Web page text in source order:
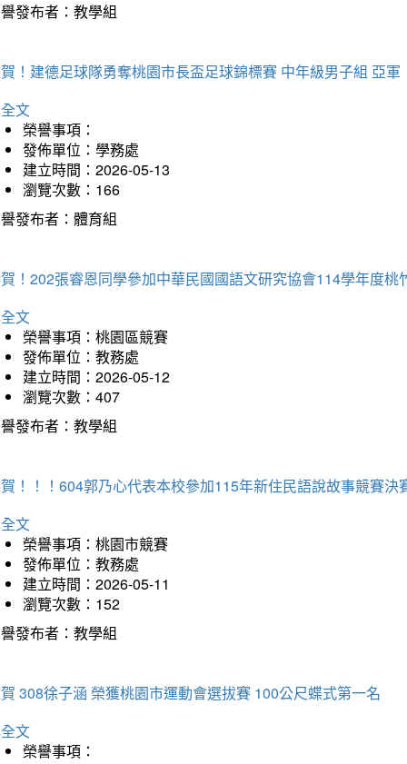
發布者：教學組
！建德足球隊勇奪桃園市長盃足球錦標賽 中年級男子組 亞軍
文
榮譽事項：
發佈單位：學務處
建立時間：2026-05-13
瀏覽次數：166
發布者：體育組
！202張睿恩同學參加中華民國國語文研究協會114學年度
文
榮譽事項：桃園區競賽
發佈單位：教務處
建立時間：2026-05-12
瀏覽次數：407
發布者：教學組
！！！604郭乃心代表本校參加115年新住民語說故事競賽決
文
榮譽事項：桃園市競賽
發佈單位：教務處
建立時間：2026-05-11
瀏覽次數：152
發布者：教學組
308徐子涵 榮獲桃園市運動會選拔賽 100公尺蝶式第一名
文
榮譽事項：